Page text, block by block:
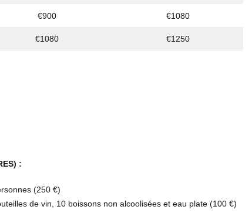
€900 €1080
€1080 €1250
:
(250 €)
de vin, 10 boissons non alcoolisées et eau plate (100 €)